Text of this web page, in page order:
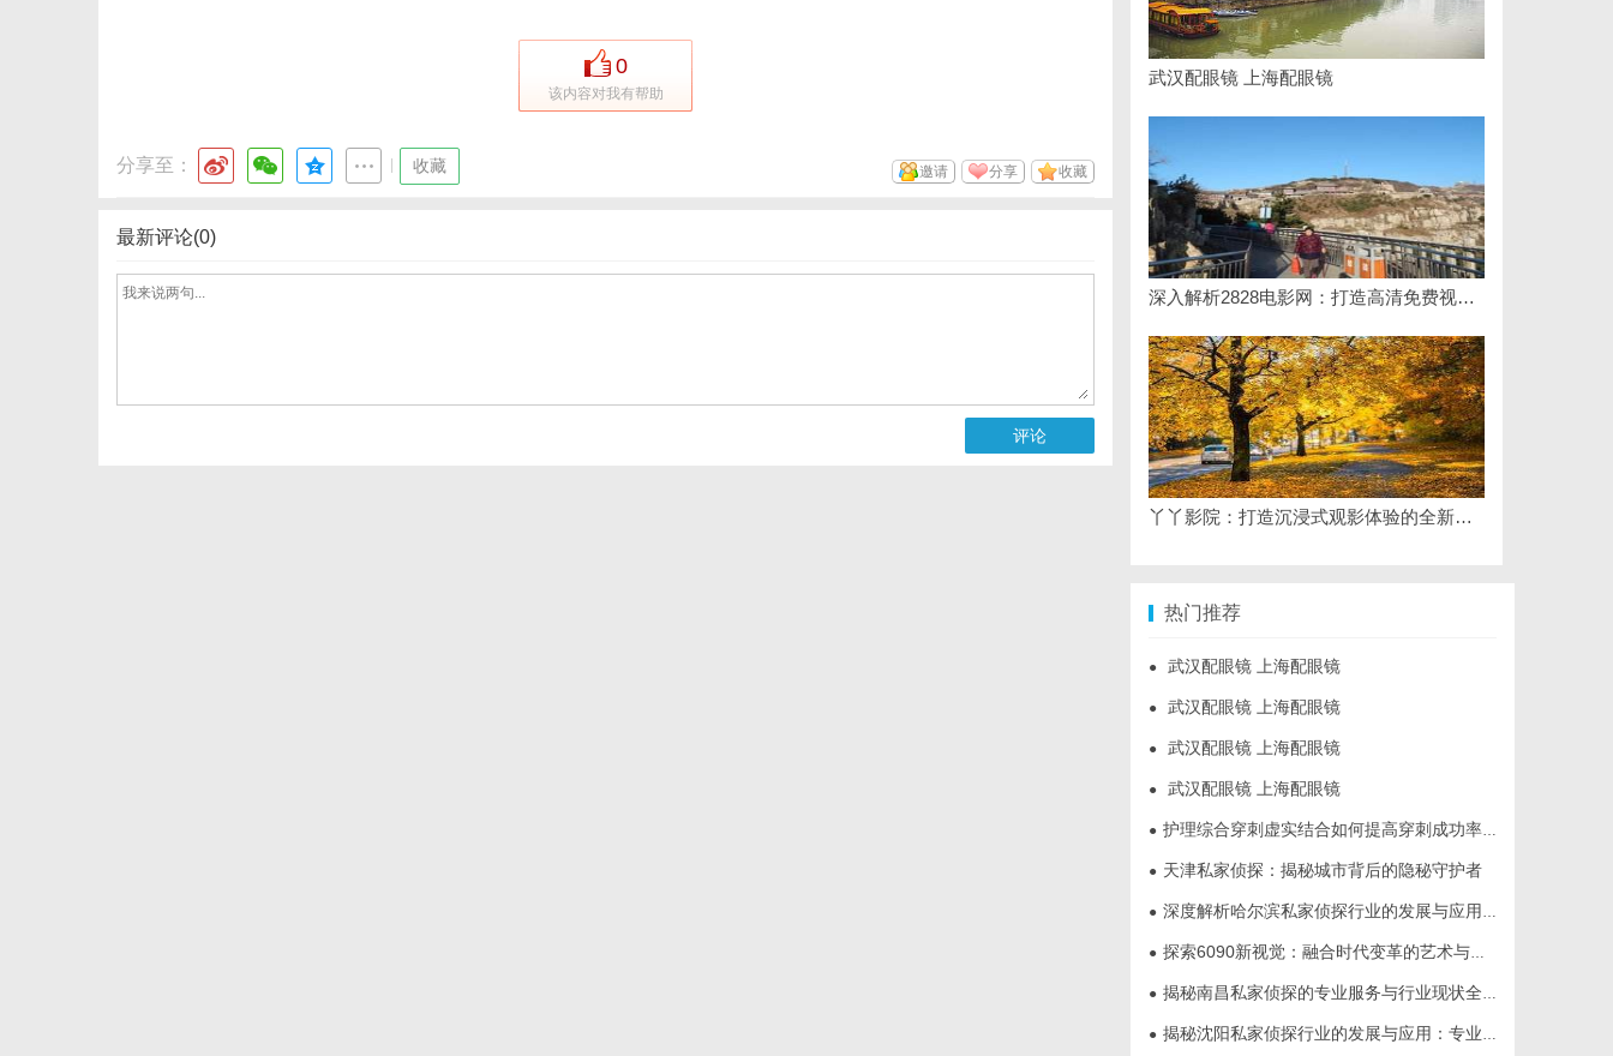
0
该内容对我有帮助
分享至： 收藏 收藏
分享
邀请
最新评论(0)
评论
武汉配眼镜 上海配眼镜
深入解析2828电影网：打造高清免费视频观影新体验
丫丫影院：打造沉浸式观影体验的全新平台探索
热门推荐
● 武汉配眼镜 上海配眼镜
● 武汉配眼镜 上海配眼镜
● 武汉配眼镜 上海配眼镜
● 武汉配眼镜 上海配眼镜
● 护理综合穿刺虚实结合如何提高穿刺成功率？立方幻境给出答案
● 天津私家侦探：揭秘城市背后的隐秘守护者
● 深度解析哈尔滨私家侦探行业的发展与应用现状
● 探索6090新视觉：融合时代变革的艺术与创新之旅
● 揭秘南昌私家侦探的专业服务与行业现状全面解析
● 揭秘沈阳私家侦探行业的发展与应用：专业侦探服务的全方位解析